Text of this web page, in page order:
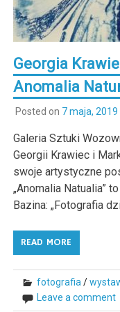
Georgia
Anomalia
Posted on 7 maja, 2019
Galeria Sztuki
Georgii Krawiec i
swoje artystyczne
„Anomalia Natualia”
Bazina: „Fotografia
READ MORE
fotografia/
Leave a comment